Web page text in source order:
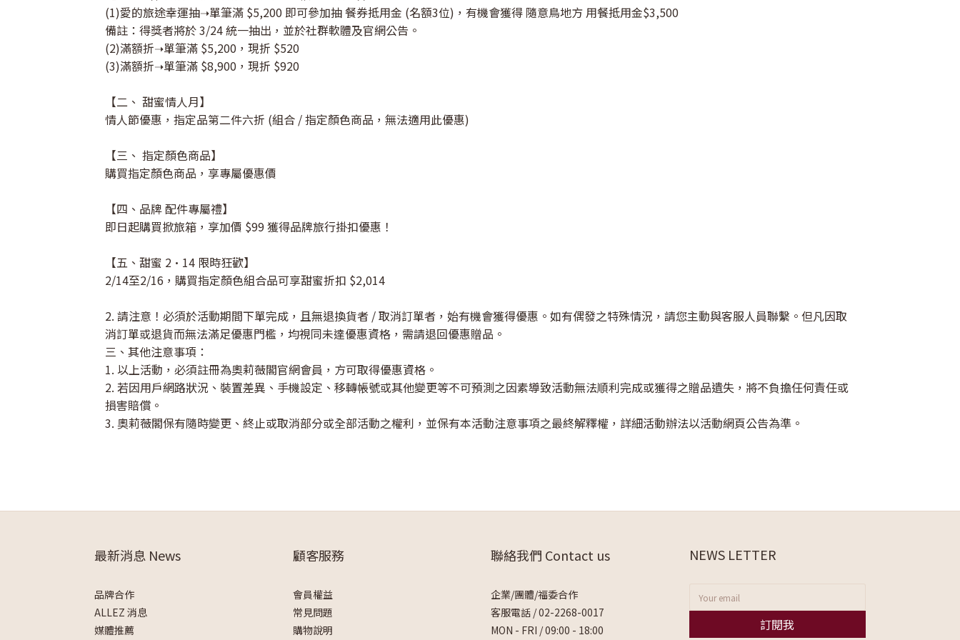
(1)愛的旅途幸運抽➝單筆滿 $5,200 即可參加抽 餐券抵用金 (名額3位)，有機會獲得 隨意鳥地方 用餐抵用金$3,500
備註：得獎者將於 3/24 統一抽出，並於社群軟體及官網公告。
(2)滿額折➝單筆滿 $5,200，現折 $520
(3)滿額折➝單筆滿 $8,900，現折 $920
【二、 甜蜜情人月】
情人節優惠，指定品第二件六折 (組合 / 指定顏色商品，無法適用此優惠)
【三、 指定顏色商品】
購買指定顏色商品，享專屬優惠價
【四、品牌 配件專屬禮】
即日起購買掀旅箱，享加價 $99 獲得品牌旅行掛扣優惠！
【五、甜蜜 2·14 限時狂歡】
2/14至2/16，購買指定顏色組合品可享甜蜜折扣 $2,014
2. 請注意！必須於活動期間下單完成，且無退換貨者 / 取消訂單者，始有機會獲得優惠。如有偶發之特殊情況，請您主動與客服人員聯繫。但凡因取
消訂單或退貨而無法滿足優惠門檻，均視同未達優惠資格，需請退回優惠贈品。
三、其他注意事項：
1. 以上活動，必須註冊為奧莉薇閣官網會員，方可取得優惠資格。
2. 若因用戶網路狀況、裝置差異、手機設定、移轉帳號或其他變更等不可預測之因素導致活動無法順利完成或獲得之贈品遺失，將不負擔任何責任或
損害賠償。
3. 奧莉薇閣保有隨時變更、終止或取消部分或全部活動之權利，並保有本活動注意事項之最終解釋權，詳細活動辦法以活動網頁公告為準。
最新消息 News
品牌合作
ALLEZ 消息
媒體推薦
顧客服務
會員權益
常見問題
購物說明
聯絡我們 Contact us
企業/團體/福委合作
客服電話 /02-2268-0017
MON - FRI / 09:00 - 18:00
NEWS LETTER
訂閱我